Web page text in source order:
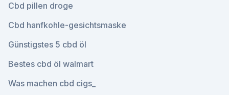
Cbd pillen droge
Cbd hanfkohle-gesichtsmaske
Günstigstes 5 cbd öl
Bestes cbd öl walmart
Was machen cbd cigs_